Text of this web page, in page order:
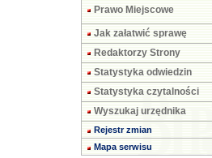
Prawo Miejscowe
Jak załatwić sprawę
Redaktorzy Strony
Statystyka odwiedzin
Statystyka czytalności
Wyszukaj urzędnika
Rejestr zmian
Mapa serwisu